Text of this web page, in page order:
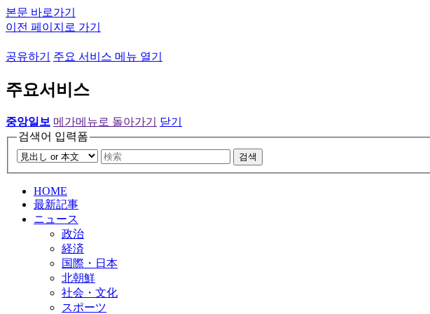
본문 바로가기
이전 페이지로 가기
공유하기 주요 서비스 메뉴 열기
주요서비스
중앙일보 메가메뉴로 돌아가기
닫기
검색어 입력폼
검색
HOME
最新記事
ニュース
政治
経済
国際・日本
北朝鮮
社会・文化
スポーツ